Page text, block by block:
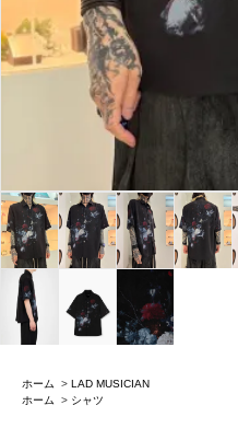
ホーム > LAD MUSICIAN
ホーム
> シャツ